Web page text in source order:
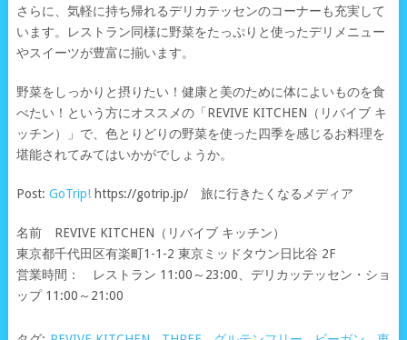
さらに、気軽に持ち帰れるデリカテッセンのコーナーも充実して
います。レストラン同様に野菜をたっぷりと使ったデリメニュー
やスイーツが豊富に揃います。
野菜をしっかりと摂りたい！健康と美のために体によいものを食
べたい！という方にオススメの「REVIVE KITCHEN（リバイブ キ
ッチン）」で、色とりどりの野菜を使った四季を感じるお料理を
堪能されてみてはいかがでしょうか。
Post: GoTrip!https://gotrip.jp/ 旅に行きたくなるメディア
名前 REVIVE KITCHEN（リバイブ キッチン）
東京都千代田区有楽町1-1-2 東京ミッドタウン日比谷 2F
営業時間： レストラン 11:00～23:00、デリカッテッセン・ショ
ップ 11:00～21:00